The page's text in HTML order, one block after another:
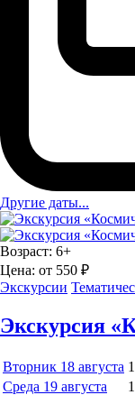
Другие даты...
Возраст: 6+
Цена: от 550 ₽
Экскурсии
Экскурсия
Вторник 18 августа
Среда 19 августа